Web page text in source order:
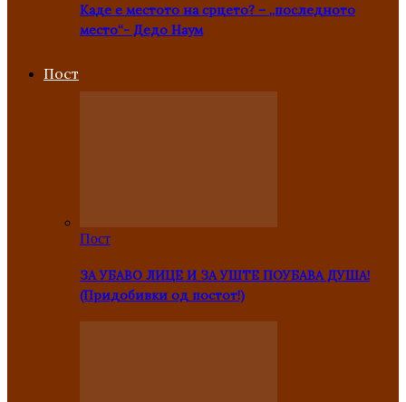
Каде е местото на срцето? – „последното
место“- Дедо Наум
Пост
Пост
ЗА УБАВО ЛИЦЕ И ЗА УШТЕ ПОУБАВА ДУША!
(Придобивки од постот!)